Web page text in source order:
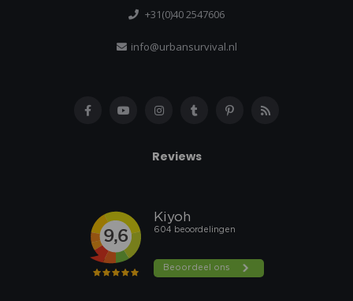
+31(0)40 2547606
info@urbansurvival.nl
Reviews